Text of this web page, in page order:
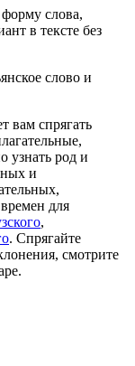
слова,
в тексте без
слово и
вам спрягать
узнать род и
и
для
,
. Спрягайте
смотрите